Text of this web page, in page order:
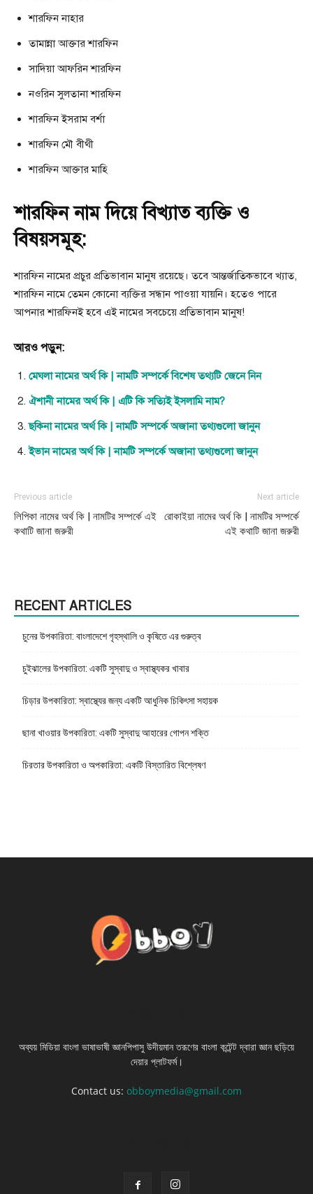
শারফিন নাহার
তামান্না আক্তার শারফিন
সাদিয়া আফরিন শারফিন
নওরিন সুলতানা শারফিন
শারফিন ইসরাম বর্শা
শারফিন মৌ বীথী
শারফিন আক্তার মাহি
শারফিন নাম দিয়ে বিখ্যাত ব্যক্তি ও
বিষয়সমূহ:
শারফিন নামের প্রচুর প্রতিভাবান মানুষ রয়েছে। তবে আন্তর্জাতিকভাবে খ্যাত,
শারফিন নামে তেমন কোনো ব্যক্তির সন্ধান পাওয়া যায়নি। হতেও পারে
আপনার শারফিনই হবে এই নামের সবচেয়ে প্রতিভাবান মানুষ!
আরও পড়ুন:
মেঘলা নামের অর্থ কি | নামটি সম্পর্কে বিশেষ তথ্যটি জেনে নিন
ঐশানী নামের অর্থ কি | এটি কি সত্যিই ইসলামি নাম?
ছকিনা নামের অর্থ কি | নামটি সম্পর্কে অজানা তথ্যগুলো জানুন
ইভান নামের অর্থ কি | নামটি সম্পর্কে অজানা তথ্যগুলো জানুন
Previous article
লিপিকা নামের অর্থ কি | নামটির সম্পর্কে এই
কথাটি জানা জরুরী
Next article
রোকাইয়া নামের অর্থ কি | নামটির সম্পর্কে
এই কথাটি জানা জরুরী
RECENT ARTICLES
চুনের উপকারিতা: বাংলাদেশে গৃহস্থালি ও কৃষিতে এর গুরুত্ব
চুইঝালের উপকারিতা: একটি সুস্বাদু ও স্বাস্থ্যকর খাবার
চিড়ার উপকারিতা: স্বাস্থ্যের জন্য একটি আধুনিক চিকিৎসা সহায়ক
ছানা খাওয়ার উপকারিতা: একটি সুস্বাদু আহারের গোপন শক্তি
চিরতার উপকারিতা ও অপকারিতা: একটি বিস্তারিত বিশ্লেষণ
অব্যয় মিডিয়া বাংলা ভাষাভাষী জ্ঞানপিপাসু উদীয়মান তরূণের বাংলা কন্টেন্ট দ্বারা জ্ঞান ছড়িয়ে
দেয়ার প্লাটফর্ম।
Contact us: obboymedia@gmail.com